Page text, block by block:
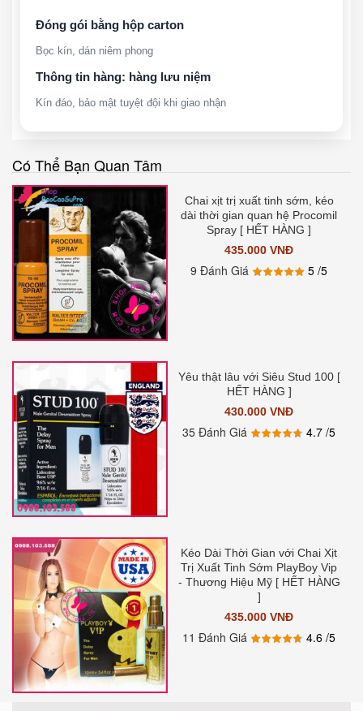
Đóng gói bằng hộp carton
Bọc kín, dán niêm phong
Thông tin hàng: hàng lưu niệm
Kín đáo, bảo mật tuyệt đội khi giao nhận
Có Thể Bạn Quan Tâm
Chai xịt trị xuất tinh sớm, kéo
dài thời gian quan hệ Procomil
Spray [ HẾT HÀNG ]
435.000 VNĐ
9 Đánh Giá 5/5
Yêu thật lâu với Siêu Stud 100 [
HẾT HÀNG ]
430.000 VNĐ
35 Đánh Giá 4.7/5
Kéo Dài Thời Gian với Chai Xịt
Trị Xuất Tinh Sớm PlayBoy Vip
- Thương Hiệu Mỹ [ HẾT HÀNG
]
435.000 VNĐ
11 Đánh Giá 4.6/5